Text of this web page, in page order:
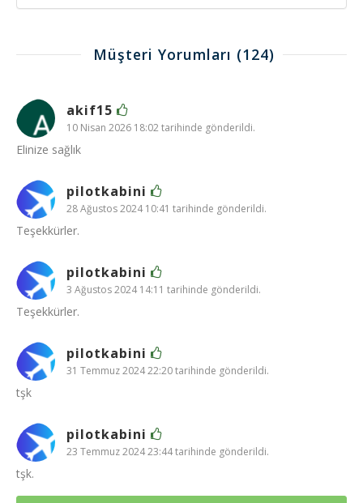
Müşteri Yorumları (124)
akif15
10 Nisan 2026 18:02 tarihinde gönderildi.
Elinize sağlık
pilotkabini
28 Ağustos 2024 10:41 tarihinde gönderildi.
Teşekkürler.
pilotkabini
3 Ağustos 2024 14:11 tarihinde gönderildi.
Teşekkürler.
pilotkabini
31 Temmuz 2024 22:20 tarihinde gönderildi.
tşk
pilotkabini
23 Temmuz 2024 23:44 tarihinde gönderildi.
tşk.